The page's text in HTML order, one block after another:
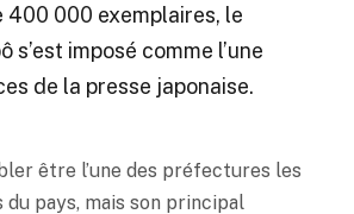
400 000 exemplaires, le
s’est imposé comme l’une
de la presse japonaise.
être l’une des préfectures les
pays, mais son principal